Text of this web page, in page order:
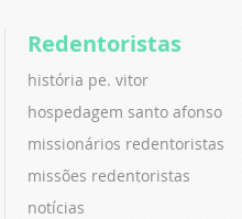
Redentoristas
história pe. vitor
hospedagem santo afonso
missionários redentoristas
missões redentoristas
notícias